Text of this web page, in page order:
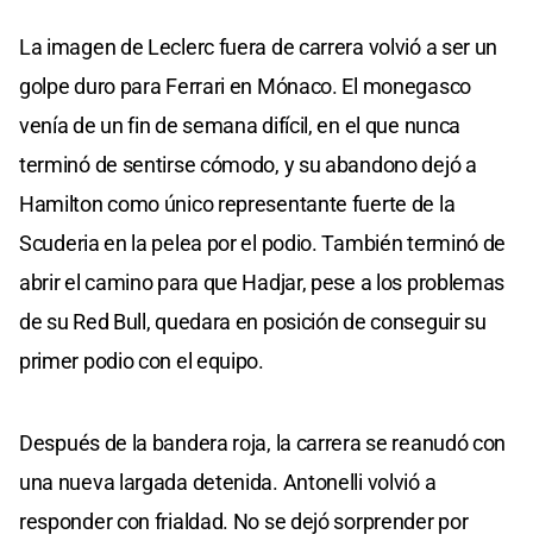
La imagen de Leclerc fuera de carrera volvió a ser un
golpe duro para Ferrari en Mónaco. El monegasco
venía de un fin de semana difícil, en el que nunca
terminó de sentirse cómodo, y su abandono dejó a
Hamilton como único representante fuerte de la
Scuderia en la pelea por el podio. También terminó de
abrir el camino para que Hadjar, pese a los problemas
de su Red Bull, quedara en posición de conseguir su
primer podio con el equipo.
Después de la bandera roja, la carrera se reanudó con
una nueva largada detenida. Antonelli volvió a
responder con frialdad. No se dejó sorprender por